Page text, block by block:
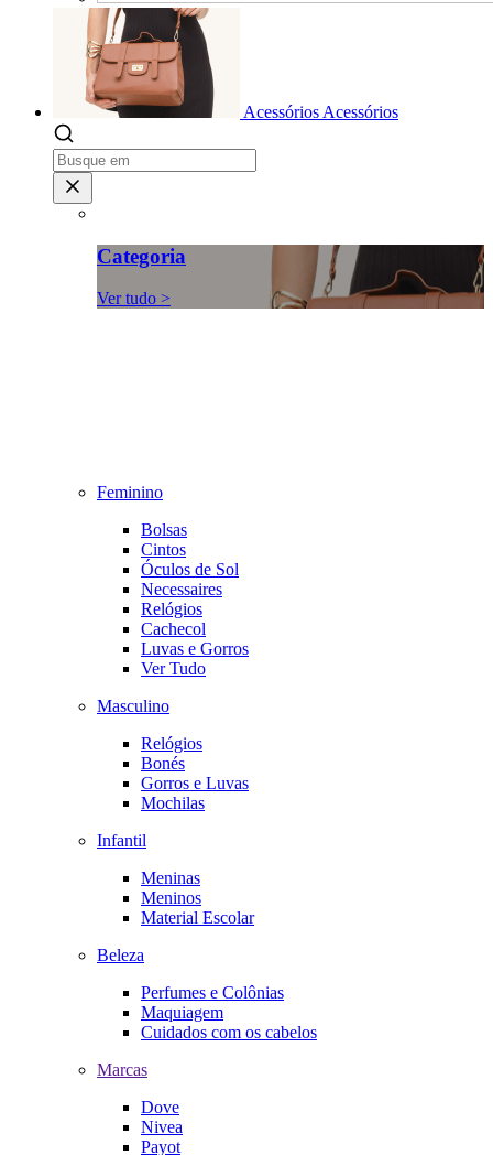
Acessórios Acessórios
Categoria
Ver tudo >
Feminino
Bolsas
Cintos
Óculos de Sol
Necessaires
Relógios
Cachecol
Luvas e Gorros
Ver Tudo
Masculino
Relógios
Bonés
Gorros e Luvas
Mochilas
Infantil
Meninas
Meninos
Material Escolar
Beleza
Perfumes e Colônias
Maquiagem
Cuidados com os cabelos
Marcas
Dove
Nivea
Payot